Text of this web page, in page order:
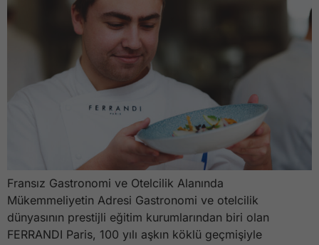
Fransız Gastronomi ve Otelcilik Alanında
Mükemmeliyetin Adresi Gastronomi ve otelcilik
dünyasının prestijli eğitim kurumlarından biri olan
FERRANDI Paris, 100 yılı aşkın köklü geçmişiyle